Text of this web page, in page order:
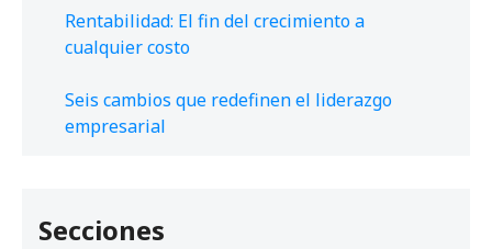
Rentabilidad: El fin del crecimiento a
cualquier costo
Seis cambios que redefinen el liderazgo
empresarial
Secciones